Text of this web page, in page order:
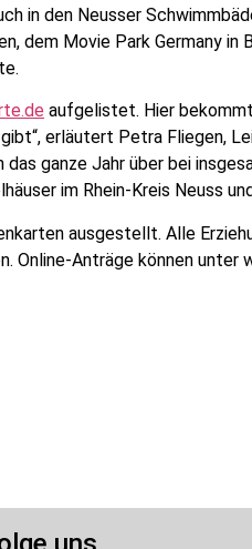
in den Neusser
dem Movie Park Germany in
aufgelistet. Hier
erläutert Petra Fliegen,
ganze Jahr über bei
im Rhein-Kreis Neuss
ausgestellt. Alle
Online-Anträge können